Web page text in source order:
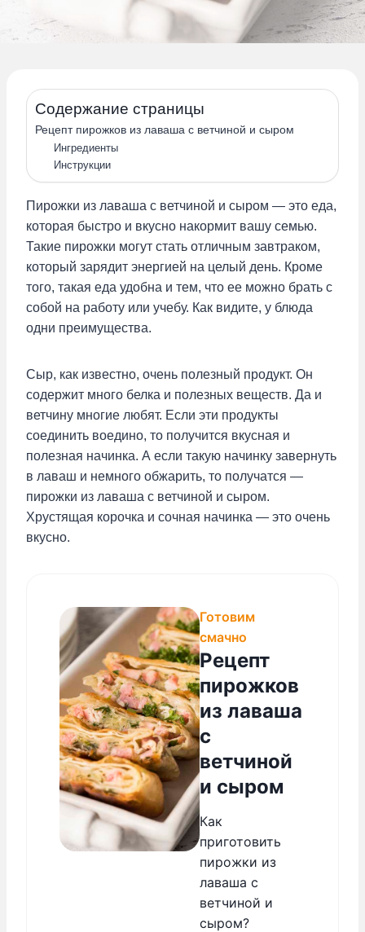
Содержание страницы
Рецепт пирожков из лаваша с ветчиной и сыром
Ингредиенты
Инструкции
Пирожки из лаваша с ветчиной и сыром — это еда,
которая быстро и вкусно накормит вашу семью.
Такие пирожки могут стать отличным завтраком,
который зарядит энергией на целый день. Кроме
того, такая еда удобна и тем, что ее можно брать с
собой на работу или учебу. Как видите, у блюда
одни преимущества.
Сыр, как известно, очень полезный продукт. Он
содержит много белка и полезных веществ. Да и
ветчину многие любят. Если эти продукты
соединить воедино, то получится вкусная и
полезная начинка. А если такую начинку завернуть
в лаваш и немного обжарить, то получатся —
пирожки из лаваша с ветчиной и сыром.
Хрустящая корочка и сочная начинка — это очень
вкусно.
Готовим
смачно
Рецепт
пирожков
из лаваша
с
ветчиной
и сыром
Как
приготовить
пирожки из
лаваша с
ветчиной и
сыром?